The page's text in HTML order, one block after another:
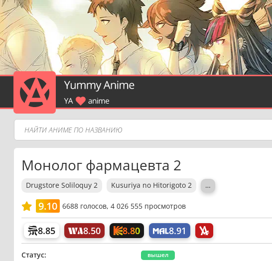
Монолог фармацевта 2
Drugstore Soliloquy 2 Kusuriya no Hitorigoto 2 …
9.10 6688голосов, 4 026 555 просмотров
8.85 8.50 8.80 8.91
Статус: вышел